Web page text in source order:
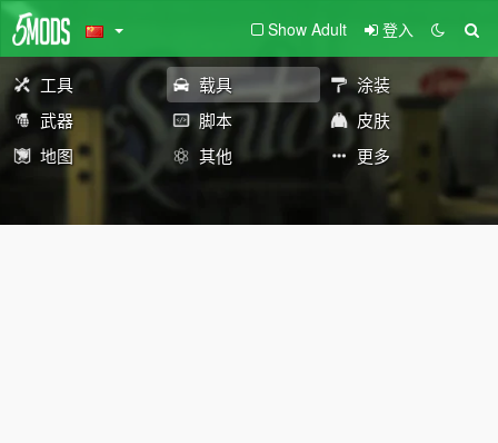
Show Adult 登入
工具 载具
涂装
武器
脚本
皮肤
地图
其他 更多